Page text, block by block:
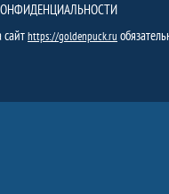
сайтhttps://goldenpuck.ru